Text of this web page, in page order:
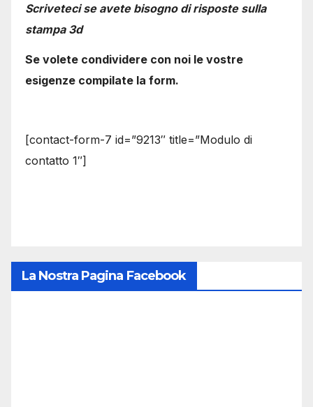
Scriveteci se avete bisogno di risposte sulla
stampa 3d
Se volete condividere con noi le vostre
esigenze compilate la form.
[contact-form-7 id=”9213″ title=”Modulo di
contatto 1″]
La Nostra Pagina Facebook